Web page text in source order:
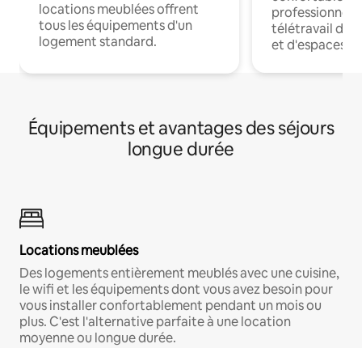
locations meublées offrent
tous les équipements d'un
logement standard.
professionnels
télétravail
et d'espaces
Équipements et avantages des séjours
longue durée
Locations meublées
Des logements entièrement meublés avec une cuisine,
le wifi et les équipements dont vous avez besoin pour
vous installer confortablement pendant un mois ou
plus. C'est l'alternative parfaite à une location
moyenne ou longue durée.